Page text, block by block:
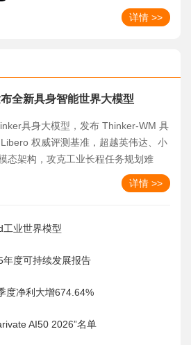
造业份额升至 16.5%，依托全产业
链快速迭代领跑，需警惕贸易壁垒
详情 >>
全新具身智能世界大模型
具身大模型，发布 Thinker-WM 具
权威评测基准，超越英伟达、小
态架构，攻克工业长程任务规划难
据飞轮，虚实数据实现双向进化，并将
详情 >>
工业世界模型
度可持续发展报告
度净利大增674.64%
AI50 2026”名单